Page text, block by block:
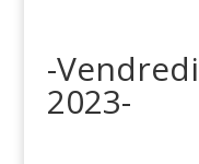
-
2023-